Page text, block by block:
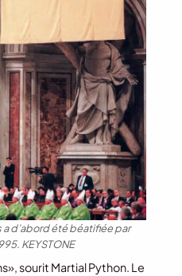
a d’abord été béatifiée par
KEYSTONE
sourit Martial Python. Le